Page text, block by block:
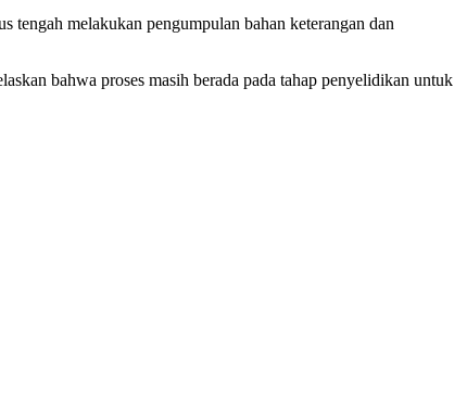
melakukan pengumpulan bahan keterangan dan
bahwa proses masih berada pada tahap penyelidikan untuk